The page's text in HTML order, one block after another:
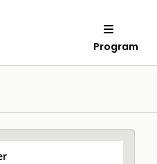
Program